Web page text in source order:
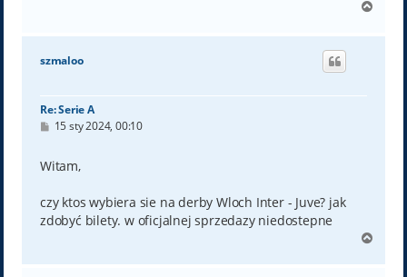
g
szmaloo
Re: Serie A
P
t
15 sty 2024, 00:10
Witam,
czy ktos wybiera sie na derby Wloch Inter - Juve? jak
zdobyć bilety. w oficjalnej sprzedazy niedostepne
g